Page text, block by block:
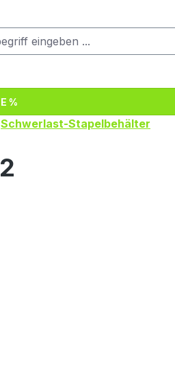
%
Schwerlast-Stapelbehälter